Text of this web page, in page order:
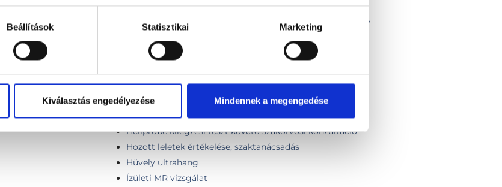
Beállítások Statisztikai Marketing
Kiválasztás engedélyezése Mindennek a megengedése
Hasi MR
Hasi MR vizsgálat és kolangiopankretográfia (MRCP) natív
Has- natív- áttekintő vizsgálat
Háti (thoracalis) gerinc natív MR vizsgálata
Helicobacter kilégzési teszt
Heliprobe kilégzési teszt
Heliprobe kilégzési teszt követő szakorvosi konzultáció
Hozott leletek értékelése, szaktanácsadás
Hüvely ultrahang
Ízületi MR vizsgálat